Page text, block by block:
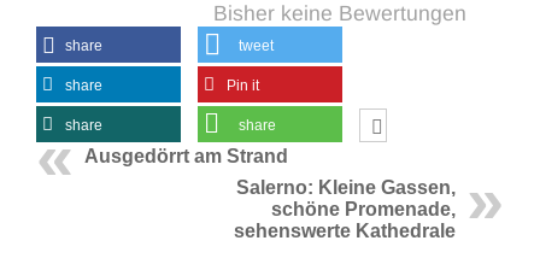
Bisher keine Bewertungen
share tweet
share Pin it
share share
Ausgedörrt am Strand
Salerno: Kleine Gassen,
schöne Promenade,
sehenswerte Kathedrale